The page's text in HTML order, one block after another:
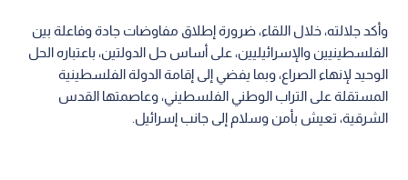
وأكد جلالته، خلال اللقاء، ضرورة إطلاق مفاوضات جادة وفاعلة بين
الفلسطينيين والإسرائيليين، على أساس حل الدولتين، باعتباره الحل
الوحيد لإنهاء الصراع، وبما يفضي إلى إقامة الدولة الفلسطينية
المستقلة على التراب الوطني الفلسطيني، وعاصمتها القدس
الشرقية، تعيش بأمن وسلام إلى جانب إسرائيل.